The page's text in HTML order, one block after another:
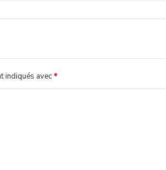
indiqués avec *